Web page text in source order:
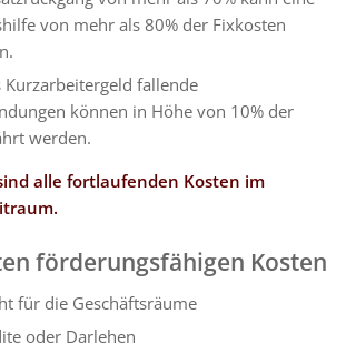
von mehr als 80% der Fixkosten
fallende
können in Höhe von 10% der
werden.
alle fortlaufenden Kosten im
förderungsfähigen Kosten
für die Geschäftsräume
oder Darlehen